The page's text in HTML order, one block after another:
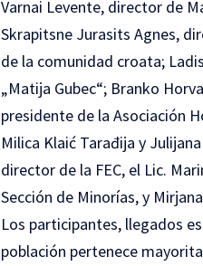
Varnai Levente, director de
Skrapitsne Jurasits Agnes,
de la comunidad croata;
„Matija Gubec“; Branko
presidente de la Asociación
Milica Klaić Tarađija y
director de la FEC, el Lic.
Sección de Minorías, y
Los participantes, llegados
población pertenece